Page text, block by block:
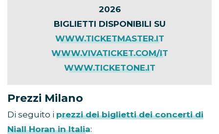
2026
BIGLIETTI DISPONIBILI SU
WWW.TICKETMASTER.IT
WWW.VIVATICKET.COM/IT
WWW.TICKETONE.IT
Prezzi Milano
Di seguito i prezzi dei biglietti dei concerti di
Niall Horan in Italia: